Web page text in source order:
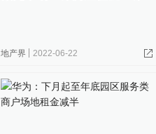
地产界 2022-06-22